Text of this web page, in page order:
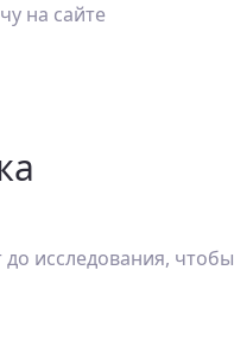
исследования,